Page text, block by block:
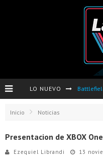
LO NUEVO
Inicio Noticias
Presentacion de XBOX
Ezequiel Librandi 13